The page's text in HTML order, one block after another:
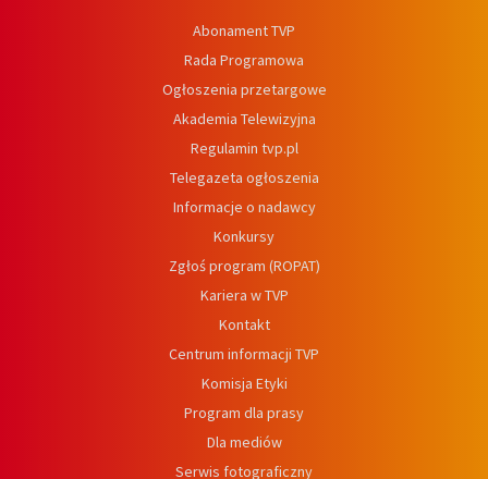
Abonament TVP
Rada Programowa
Ogłoszenia przetargowe
Akademia Telewizyjna
Regulamin tvp.pl
Telegazeta ogłoszenia
Informacje o nadawcy
Konkursy
Zgłoś program (ROPAT)
Kariera w TVP
Kontakt
Centrum informacji TVP
Komisja Etyki
Program dla prasy
Dla mediów
Serwis fotograficzny